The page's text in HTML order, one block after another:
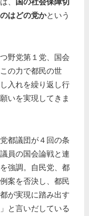
はどの党かという
野党第１党、国会
の力で都民の世
入れを繰り返し行
いを実現してきま
都議団が４回の条
員の国会論戦と連
強調。自民党、都
案を否決し、都民
が実現に踏み出す
と言いだしている